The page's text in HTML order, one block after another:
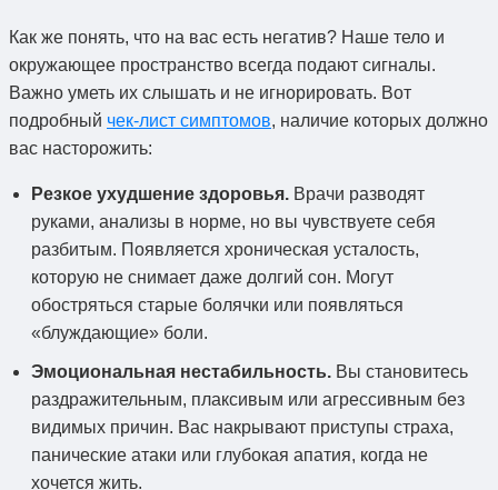
Как же понять, что на вас есть негатив? Наше тело и
окружающее пространство всегда подают сигналы.
Важно уметь их слышать и не игнорировать. Вот
подробный чек-лист симптомов, наличие которых должно
вас насторожить:
Резкое ухудшение здоровья. Врачи разводят
руками, анализы в норме, но вы чувствуете себя
разбитым. Появляется хроническая усталость,
которую не снимает даже долгий сон. Могут
обостряться старые болячки или появляться
«блуждающие» боли.
Эмоциональная нестабильность. Вы становитесь
раздражительным, плаксивым или агрессивным без
видимых причин. Вас накрывают приступы страха,
панические атаки или глубокая апатия, когда не
хочется жить.